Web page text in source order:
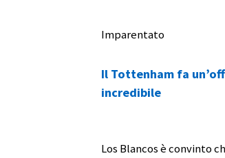
Imparentato
Il Tottenham fa
incredibile
Los Blancos è convinto